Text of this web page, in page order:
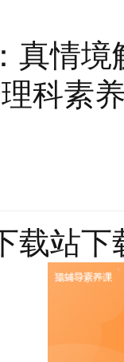
情境
素养
合应
站下